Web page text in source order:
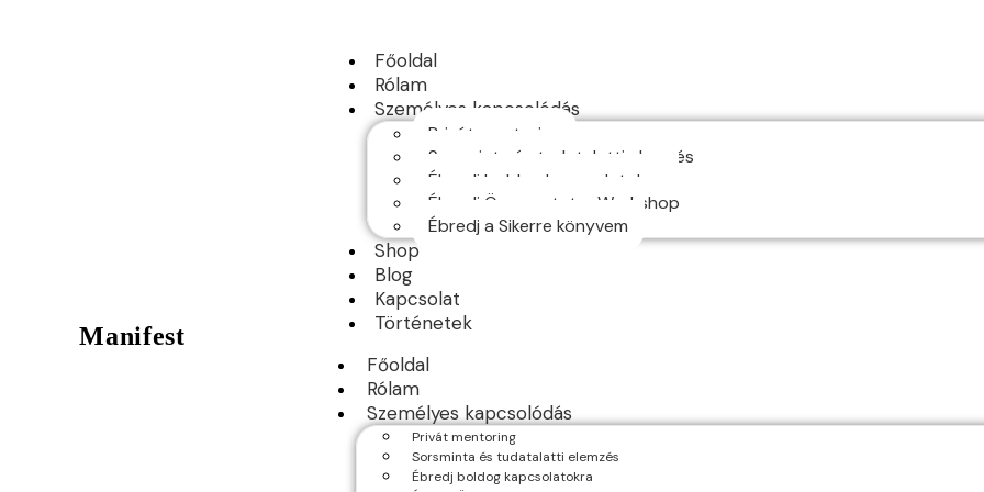
Manifest
Főoldal
Rólam
Személyes kapcsolódás
Privát mentoring
Sorsminta és tudatalatti elemzés
Ébredj boldog kapcsolatokra
Ébredj Önszeretetre Workshop
Ébredj a Sikerre könyvem
Shop
Blog
Kapcsolat
Történetek
Főoldal
Rólam
Személyes kapcsolódás
Privát mentoring
Sorsminta és tudatalatti elemzés
Ébredj boldog kapcsolatokra